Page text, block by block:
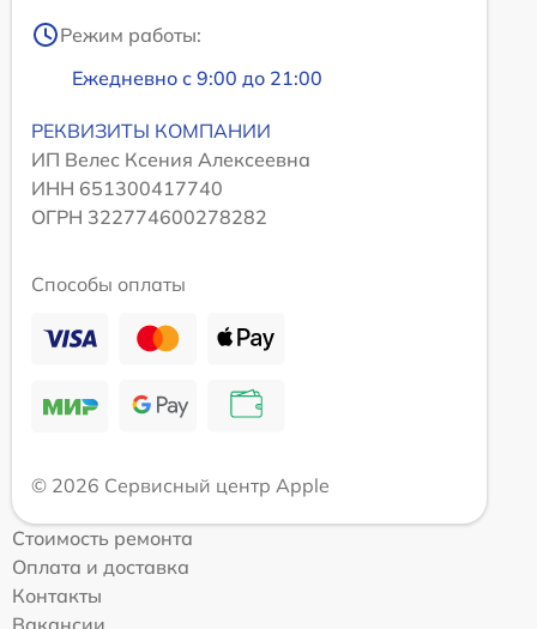
Режим работы:
Ежедневно с 9:00 до 21:00
РЕКВИЗИТЫ КОМПАНИИ
ИП Велес Ксения Алексеевна
ИНН 651300417740
ОГРН 322774600278282
Способы оплаты
© 2026 Сервисный центр Apple
Стоимость ремонта
Оплата и доставка
Контакты